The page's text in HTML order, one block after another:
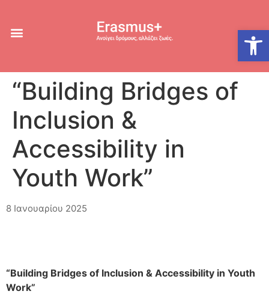
“Building Bridges of
Inclusion &
Accessibility in
Youth Work”
8 Ιανουαρίου 2025
“Building Bridges of Inclusion & Accessibility in Youth
Work”